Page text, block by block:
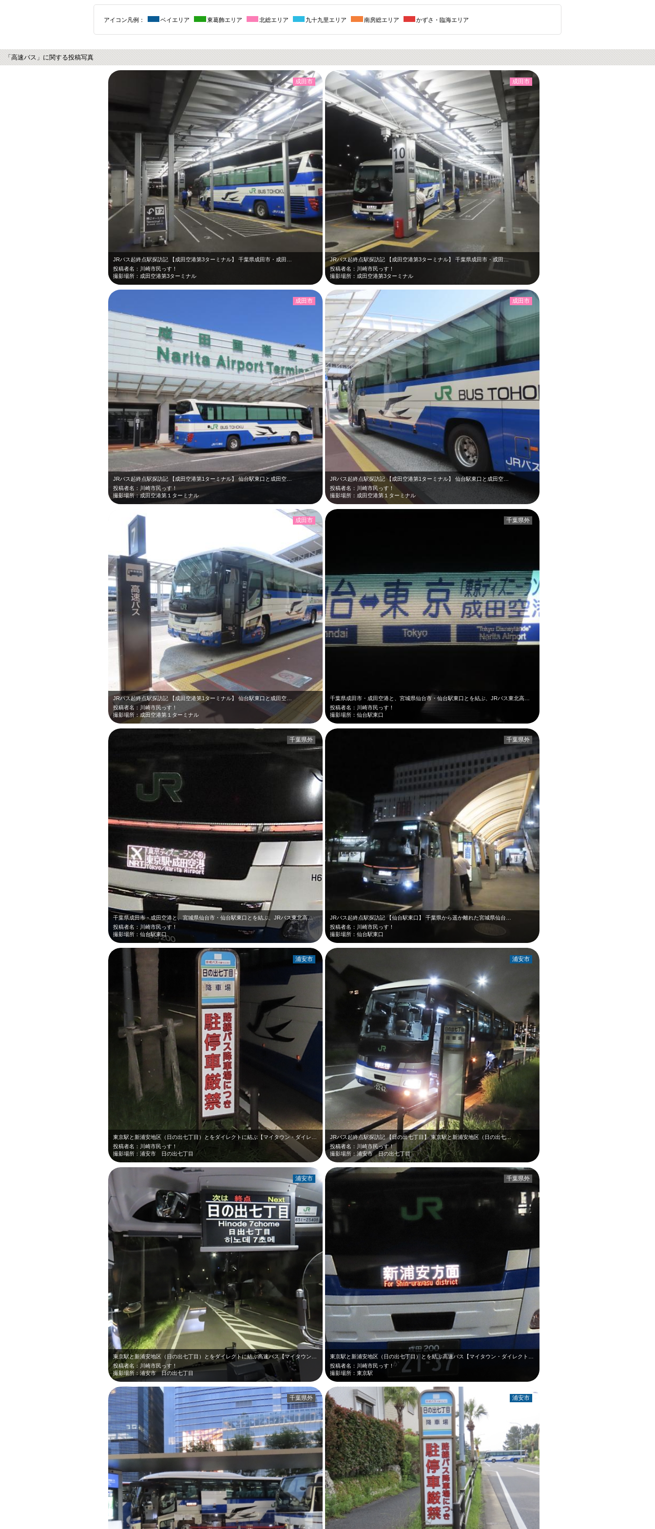
アイコン凡例： ベイエリア 東葛飾エリア 北総エリア 九十九里エリア 南房総エリア かずさ・臨海エリア
「高速バス」に関する投稿写真
JRバス起終点駅探訪記 【成田空港第3ターミナル】 千葉県成田市・成田…
投稿者名：川崎市民っす！
撮影場所：成田空港第3ターミナル
成田市
JRバス起終点駅探訪記 【成田空港第3ターミナル】 千葉県成田市・成田…
投稿者名：川崎市民っす！
撮影場所：成田空港第3ターミナル
成田市
JRバス起終点駅探訪記 【成田空港第1ターミナル】 仙台駅東口と成田空…
投稿者名：川崎市民っす！
撮影場所：成田空港第１ターミナル
成田市
JRバス起終点駅探訪記 【成田空港第1ターミナル】 仙台駅東口と成田空…
投稿者名：川崎市民っす！
撮影場所：成田空港第１ターミナル
成田市
JRバス起終点駅探訪記 【成田空港第1ターミナル】 仙台駅東口と成田空…
投稿者名：川崎市民っす！
撮影場所：成田空港第１ターミナル
成田市
投稿者名：川崎市民っす！
撮影場所：仙台駅東口
千葉県外
千葉県成田市・成田空港と、宮城県仙台市・仙台駅東口とを結ぶ、JRバス東北高速仙…
投稿者名：川崎市民っす！
撮影場所：仙台駅東口
千葉県外
JRバス起終点駅探訪記 【仙台駅東口】 千葉県から遥か離れた宮城県仙台…
投稿者名：川崎市民っす！
撮影場所：仙台駅東口
千葉県外
投稿者名：川崎市民っす！
撮影場所：浦安市 日の出七丁目
浦安市
JRバス起終点駅探訪記 【日の出七丁目】 東京駅と新浦安地区（日の出七…
投稿者名：川崎市民っす！
撮影場所：浦安市 日の出七丁目
浦安市
投稿者名：川崎市民っす！
撮影場所：浦安市 日の出七丁目
浦安市
投稿者名：川崎市民っす！
撮影場所：東京駅
千葉県外
千葉県外 浦安市